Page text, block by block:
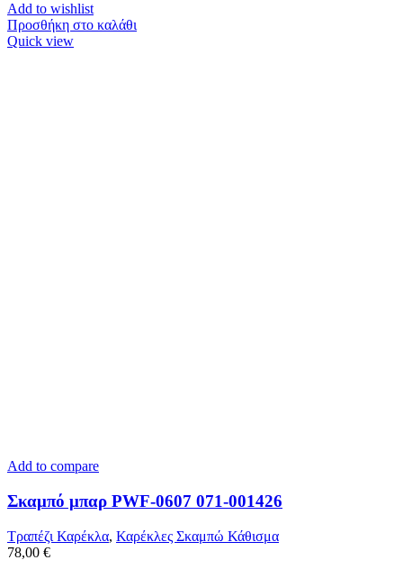
Add to wishlist
Προσθήκη στο καλάθι
Quick view
Add to compare
Σκαμπό μπαρ PWF-0607 071-001426
Τραπέζι Καρέκλα, Καρέκλες Σκαμπώ Κάθισμα
78,00 €